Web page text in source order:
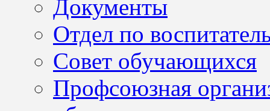
Документы
Отдел по
Совет обучающихся
Профсоюзная